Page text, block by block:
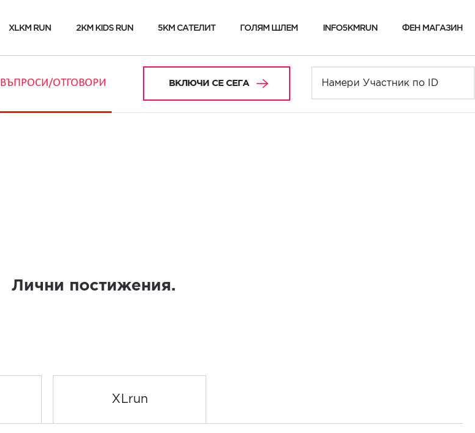
XLKM RUN 2KM KIDS RUN 5KM САТЕЛИТ ГОЛЯМ ШЛЕМ INFO5KMRUN ФЕН МАГАЗИН
ВЪПРОСИ/ОТГОВОРИ ВКЛЮЧИ СЕ СЕГА
Лични постижения.
XLrun